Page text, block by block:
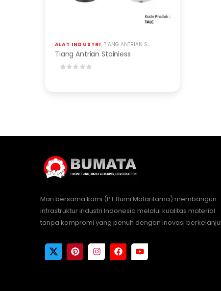
ALAT INDUSTRI, TIANG ANTRIAN STAINLESS
Tiang Antrian Stainless
Mari bersama kami (PT Bumi Mataritama) membangun
infrastruktur industri Indonesia melalui kualitas material
tanpa kompromi yang penuh dengan inovasi